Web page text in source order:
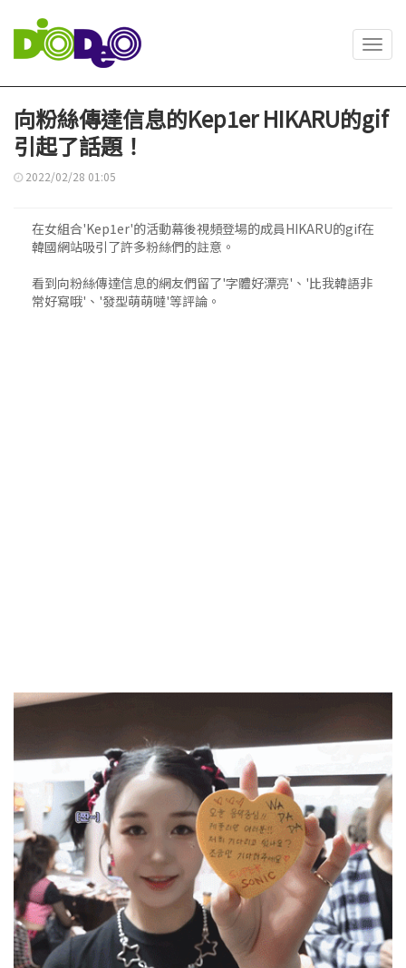
向粉絲傳達信息的Kep1er HIKARU的gif
引起了話題！
2022/02/28 01:05
在女組合'Kep1er'的活動幕後視頻登場的成員HIKARU的gif在
韓國網站吸引了許多粉絲們的註意。
看到向粉絲傳達信息的網友們留了'字體好漂亮'、'比我韓語非
常好寫哦'、'發型萌萌噠'等評論。